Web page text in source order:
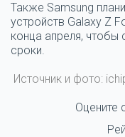
Также Samsung
устройств Galaxy Z
конца апреля,
сроки.
Источник и фото:
Оцените